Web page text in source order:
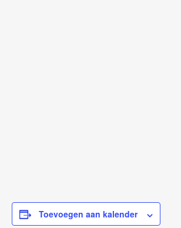
Toevoegen aan kalender